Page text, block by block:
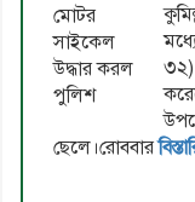
৩২)
ছেলে।রোববার